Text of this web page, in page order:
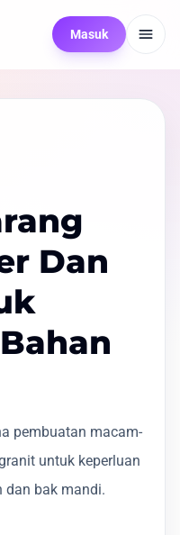
Masuk
Dan
pembuatan macam-
untuk keperluan
dan bak mandi.